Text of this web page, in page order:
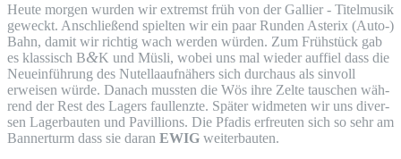
Heu­te mor­gen wur­den wir extremst früh von der Gal­li­er - Titel­mu­sik
geweckt. Anschlie­ßend spiel­ten wir ein paar Run­den Aste­rix (Auto-)
Bahn, damit wir rich­tig wach wer­den wür­den. Zum Früh­stück gab
es klas­sisch B&K und Müs­li, wobei uns mal wie­der auf­fiel dass die
Neu­ein­füh­rung des Nutel­la­auf­nä­hers sich durch­aus als sin­voll
erwei­sen wür­de. Danach muss­ten die Wös ihre Zel­te tau­schen wäh­
rend der Rest des Lagers faul­lenz­te. Spä­ter wid­me­ten wir uns diver­
sen Lager­bau­ten und Pavil­li­ons. Die Pfadis erfreu­ten sich so sehr am
Ban­ner­turm dass sie dar­an EWIG weiterbauten.